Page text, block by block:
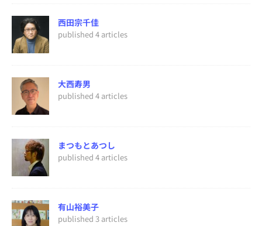
西田宗千佳
published 4 articles
大西寿男
published 4 articles
まつもとあつし
published 4 articles
有山裕美子
published 3 articles